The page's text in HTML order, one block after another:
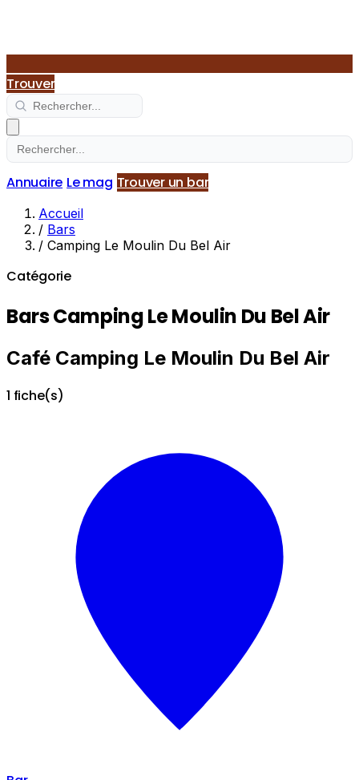
Trouver
Annuaire Le mag Trouver un bar
Accueil
/ Bars
/ Camping Le Moulin Du Bel Air
Catégorie
Bars Camping Le Moulin Du Bel Air
Café Camping Le Moulin Du Bel Air
1 fiche(s)